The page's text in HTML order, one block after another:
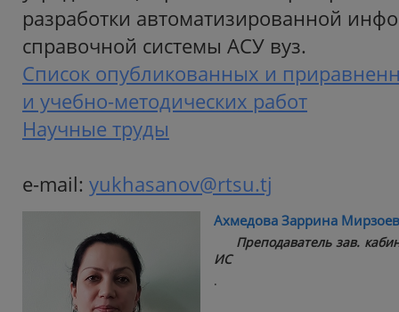
разработки автоматизированной
справочной системы АСУ вуз.
Список опубликованных и
и учебно-методических работ
Научные труды
e-mail: yukhasanov@rtsu.tj
Ахмедова Заррина
Преподаватель зав.
ИС
.